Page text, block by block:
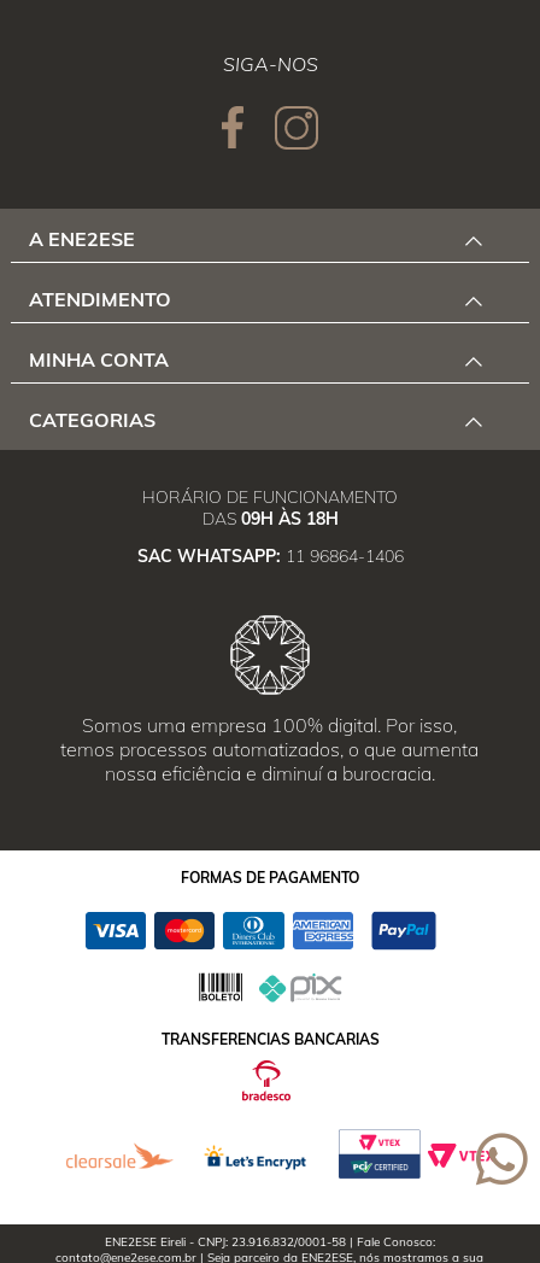
SIGA-NOS
A ENE2ESE
ATENDIMENTO
MINHA CONTA
CATEGORIAS
HORÁRIO DE FUNCIONAMENTO
DAS 09H ÀS 18H
SAC WHATSAPP: 11 96864-1406
Somos uma empresa 100% digital. Por isso,
temos processos automatizados, o que aumenta
nossa eficiência e diminuí a burocracia.
FORMAS DE PAGAMENTO
TRANSFERENCIAS BANCARIAS
ENE2ESE Eireli - CNPJ: 23.916.832/0001-58 | Fale Conosco:
contato@ene2ese.com.br | Seja parceiro da ENE2ESE, nós mostramos a sua